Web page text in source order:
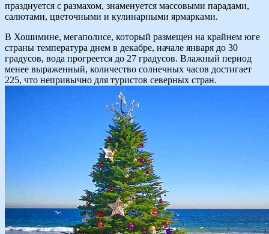
празднуется с размахом, знаменуется массовыми парадами,
салютами, цветочными и кулинарными ярмарками.
В Хошимине, мегаполисе, который размещен на крайнем юге
страны температура днем в декабре, начале января до 30
градусов, вода прогреется до 27 градусов. Влажный период
менее выраженный, количество солнечных часов достигает
225, что непривычно для туристов северных стран.